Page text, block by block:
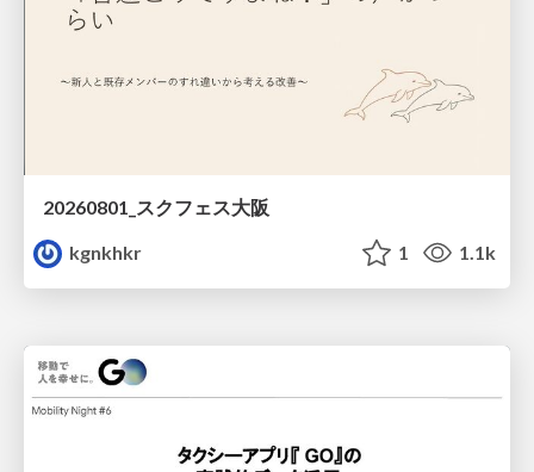
20260801_スクフェス大阪
kgnkhkr
1 1.1k